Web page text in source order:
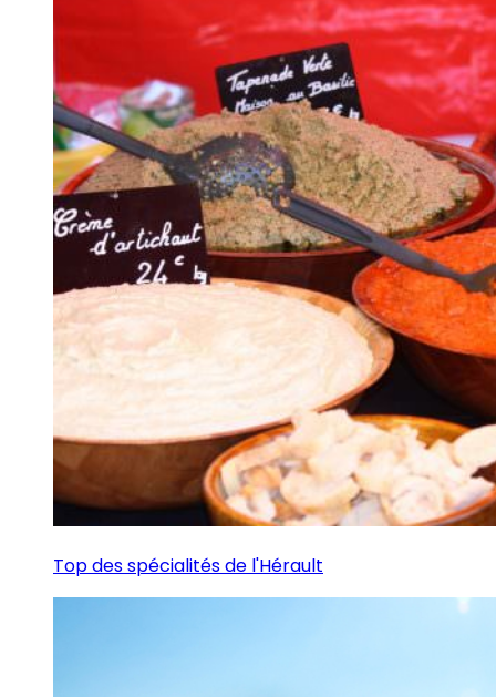
Top des spécialités de l'Hérault